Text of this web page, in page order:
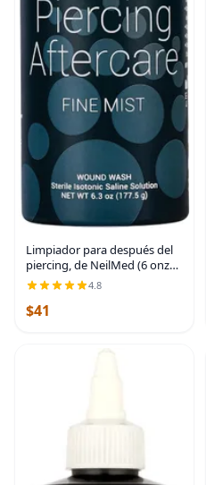
Limpiador para después del
piercing, de NeilMed (6 onzas
líquidas), 1, 14.8
$41